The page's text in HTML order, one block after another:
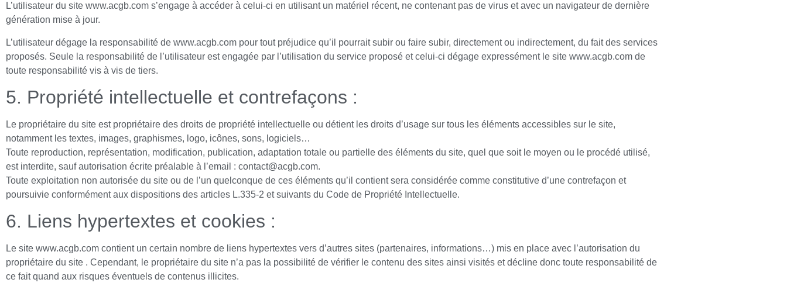
L’utilisateur du site www.acgb.com s’engage à accéder à celui-ci en utilisant un matériel récent, ne contenant pas de virus et avec un navigateur de dernière
génération mise à jour.
L’utilisateur dégage la responsabilité de www.acgb.com pour tout préjudice qu’il pourrait subir ou faire subir, directement ou indirectement, du fait des services
proposés. Seule la responsabilité de l’utilisateur est engagée par l’utilisation du service proposé et celui-ci dégage expressément le site www.acgb.com de
toute responsabilité vis à vis de tiers.
5. Propriété intellectuelle et contrefaçons :
Le propriétaire du site est propriétaire des droits de propriété intellectuelle ou détient les droits d’usage sur tous les éléments accessibles sur le site,
notamment les textes, images, graphismes, logo, icônes, sons, logiciels…
Toute reproduction, représentation, modification, publication, adaptation totale ou partielle des éléments du site, quel que soit le moyen ou le procédé utilisé,
est interdite, sauf autorisation écrite préalable à l’email : contact@acgb.com.
Toute exploitation non autorisée du site ou de l’un quelconque de ces éléments qu’il contient sera considérée comme constitutive d’une contrefaçon et
poursuivie conformément aux dispositions des articles L.335-2 et suivants du Code de Propriété Intellectuelle.
6. Liens hypertextes et cookies :
Le site www.acgb.com contient un certain nombre de liens hypertextes vers d’autres sites (partenaires, informations…) mis en place avec l’autorisation du
propriétaire du site . Cependant, le propriétaire du site n’a pas la possibilité de vérifier le contenu des sites ainsi visités et décline donc toute responsabilité de
ce fait quand aux risques éventuels de contenus illicites.